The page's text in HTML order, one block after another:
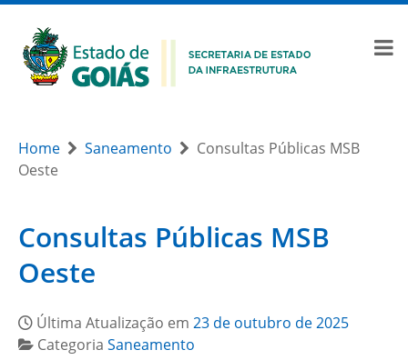
Home Saneamento
Consultas Públicas MSB
Oeste
Consultas Públicas MSB
Oeste
Última Atualização em 23 de outubro de 2025
Categoria Saneamento